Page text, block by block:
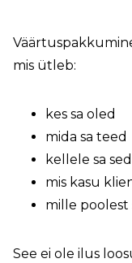
mis ütleb:
kes sa oled
mida sa teed
kellele sa
mis kasu
mille
See ei ole ilus